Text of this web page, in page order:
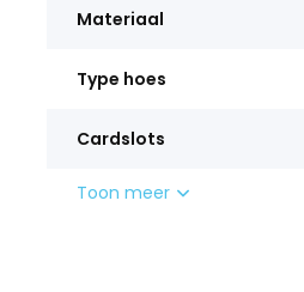
Materiaal
Type hoes
Cardslots
Toon meer